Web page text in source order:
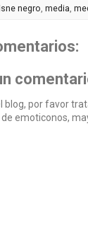
negro media
blog, por favor
emoticonos,